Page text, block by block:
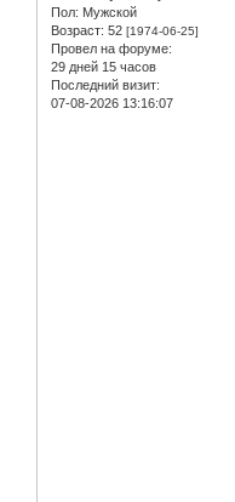
Пол: Мужской
Возраст: 52 [1974-06-25]
Провел на форуме:
29 дней 15 часов
Последний визит:
07-08-2026 13:16:07